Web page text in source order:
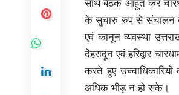
साथ बैठक आहूत कर चारधाम
के सुचारु रुप से संचालन के
एवं कानून व्यवस्था
देहरादून एवं हरिद्वार
करते हुए
अधिक भीड़ न हो सके।